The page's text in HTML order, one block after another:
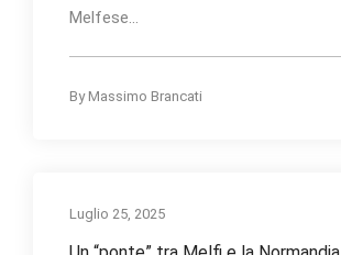
Melfese...
By Massimo Brancati
Luglio 25, 2025